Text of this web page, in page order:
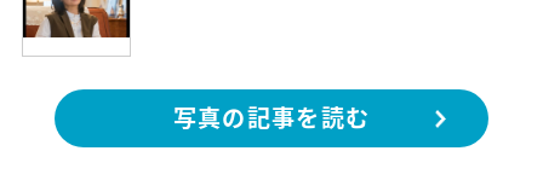
写真の記事を読む